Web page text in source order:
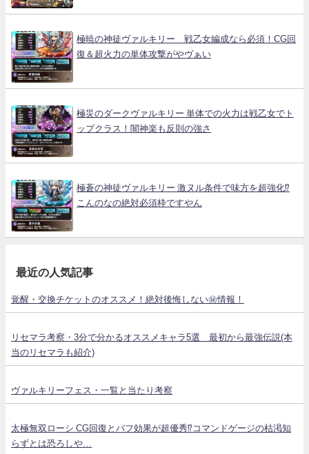
極暁の神徒ヴァルキリー 戦乙女編成なら必須！CG回
復＆超火力の単体攻撃がやヴぁい
極災のダークヴァルキリー 単体での火力は戦乙女でト
ップクラス！闇神楽も反則の強さ
極蒼の神徒ヴァルキリー 激ヌル条件で味方を超強化⁉
こんのなの絶対必須枠ですやん
最近の人気記事
覚醒・交換チケットのオススメ！絶対後悔しない㊙情報！
リセマラ考察・3分で分かるオススメキャラ5選 最初から最強伝説(本
当のリセマラも紹介)
ヴァルキリーフェス・一覧と当たり考察
太極無双ローシ CG回復とバフ効果が超優秀⁉コマンドゲージの枯渇知
らずとは恐ろしや…